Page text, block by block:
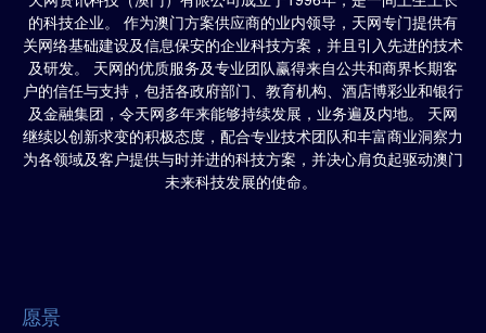
的科技企业。 作为澳门方案供应商的业内领导，天网专门提供有
关网络基础建设及信息保安的企业科技方案，并且引入先进的技术
及研发。 天网的优质服务及专业团队赢得来自公共和商界长期客
户的信任与支持，包括各政府部门、教育机构、酒店博彩业和银行
及金融集团，令天网多年来能够持续发展，业务遍及内地。 天网
继续以创新求变的积极态度，配合专业技术团队和丰富商业洞察力
为各领域及客户提供与时并进的科技方案，并决心肩负起驱动澳门
未来科技发展的使命。
愿景